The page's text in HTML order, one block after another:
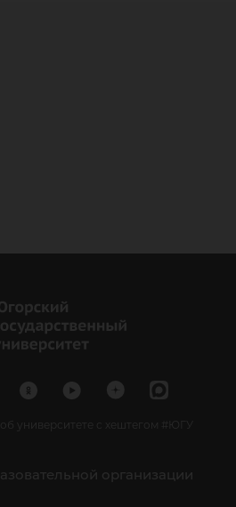
университете с хештегом #ЮГУ
организации